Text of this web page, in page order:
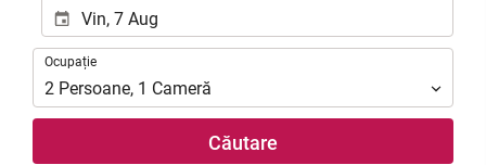
Ocupație
Ocupație
2 Persoane, 1 Cameră
Căutare